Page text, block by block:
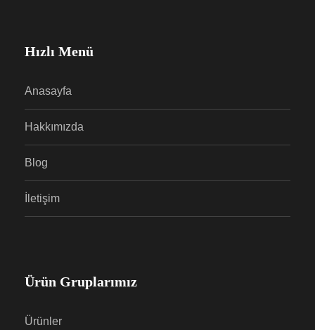
Hızlı Menü
Anasayfa
Hakkımızda
Blog
İletişim
Ürün Gruplarımız
Ürünler